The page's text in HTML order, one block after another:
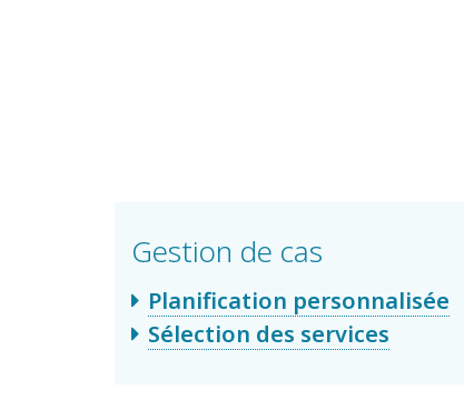
Gestion de cas
Planification personnalisée
Sélection des services